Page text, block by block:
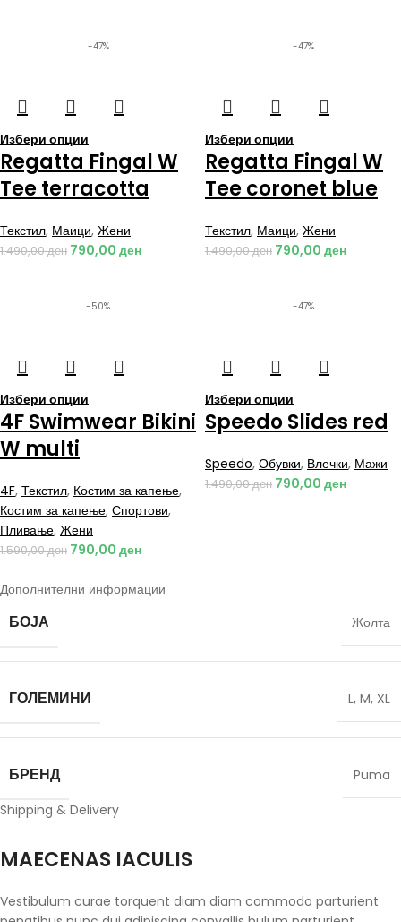
-47%
Избери опции
Regatta Fingal W
Tee terracotta
Текстил, Маици, Жени
1.490,00ден 790,00 ден
-47%
Избери опции
Regatta Fingal W
Tee coronet blue
Текстил, Маици, Жени
1.490,00ден 790,00 ден
-50%
Избери опции
4F Swimwear Bikini
W multi
4F, Текстил, Костим за капење,
Костим за капење, Спортови,
Пливање, Жени
1.590,00ден 790,00 ден
-47%
Избери опции
Speedo Slides red
Speedo, Обувки, Влечки, Мажи
1.490,00ден 790,00 ден
Дополнителни информации
БОЈА Жолта
ГОЛЕМИНИ L, M, XL
БРЕНД
Puma
Shipping & Delivery
MAECENAS IACULIS
Vestibulum curae torquent diam diam commodo parturient